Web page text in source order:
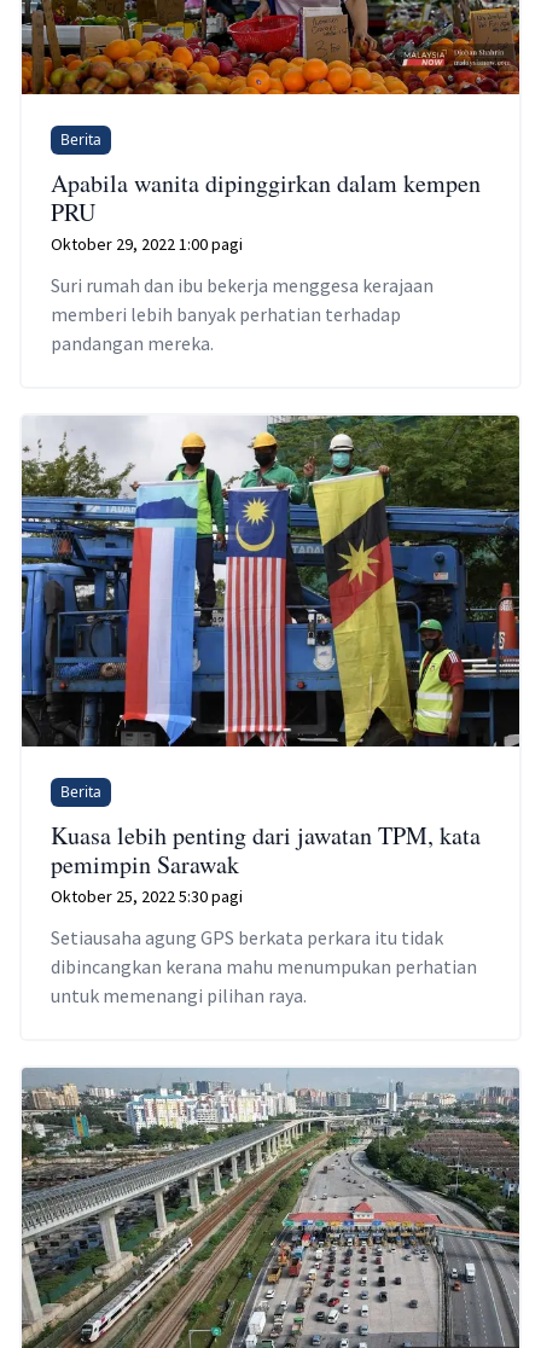
Berita
Apabila wanita dipinggirkan dalam kempen
PRU
Oktober 29, 2022 1:00 pagi
Suri rumah dan ibu bekerja menggesa kerajaan
memberi lebih banyak perhatian terhadap
pandangan mereka.
Berita
Kuasa lebih penting dari jawatan TPM, kata
pemimpin Sarawak
Oktober 25, 2022 5:30 pagi
Setiausaha agung GPS berkata perkara itu tidak
dibincangkan kerana mahu menumpukan perhatian
untuk memenangi pilihan raya.